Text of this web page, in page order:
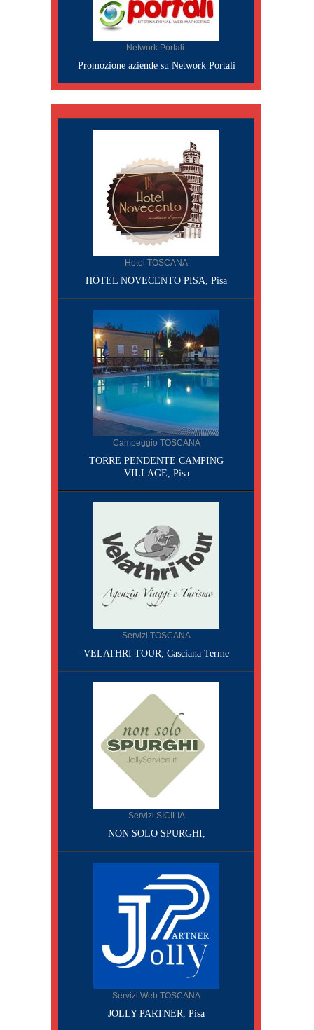
Network Portali
Promozione aziende su Network Portali
Hotel TOSCANA
HOTEL NOVECENTO PISA, Pisa
Campeggio TOSCANA
TORRE PENDENTE CAMPING
VILLAGE, Pisa
Servizi TOSCANA
VELATHRI TOUR, Casciana Terme
Servizi SICILIA
NON SOLO SPURGHI,
Servizi Web TOSCANA
JOLLY PARTNER, Pisa